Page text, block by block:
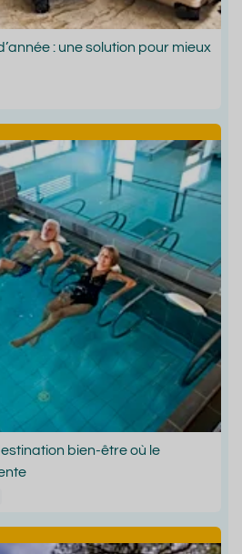
: une solution pour mieux
bien-être où le